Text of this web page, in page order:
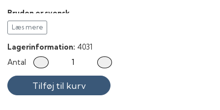
Bruden er svensk
Kongeligt bryllup i Sverige 24. maj 1935 og fælles dansk-
svensk folkefest i Stockholm og København.
Gymp og Hydras værk
Kanalen fra Karrebæksminde til Næstved er færdig - og
Næstved Havn kan indvies den 21. maj 1938.
Det største øjeblik i mit liv
Læs mere
Lagerinformation: 4031
Antal
Tilføj til kurv